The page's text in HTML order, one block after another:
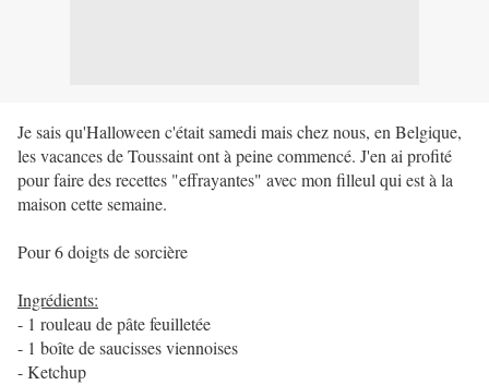
Je sais qu'Halloween c'était samedi mais chez nous, en Belgique,
les vacances de Toussaint ont à peine commencé. J'en ai profité
pour faire des recettes "effrayantes" avec mon filleul qui est à la
maison cette semaine.
Pour 6 doigts de sorcière
Ingrédients:
- 1 rouleau de pâte feuilletée
- 1 boîte de saucisses viennoises
- Ketchup